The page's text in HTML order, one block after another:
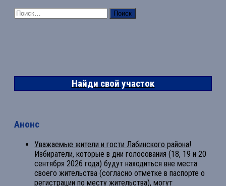
Найти:
Найди свой участок
Анонс
Уважаемые жители и гости Лабинского района!
Избиратели, которые в дни голосования (18, 19 и 20
сентября 2026 года) будут находиться вне места
своего жительства (согласно отметке в паспорте о
регистрации по месту жительства), могут